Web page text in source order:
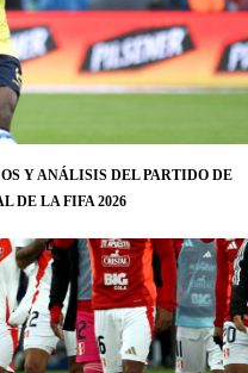
Y ANÁLISIS DEL PARTIDO DE
DE LA FIFA 2026